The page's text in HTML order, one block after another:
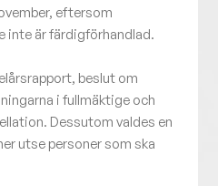
eftersom
inte är färdigförhandlad.
beslut om
i fullmäktige och
Dessutom valdes en
utse personer som ska